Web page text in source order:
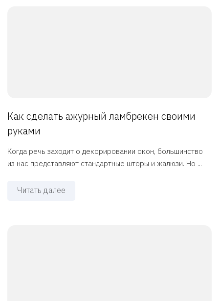
Как сделать ажурный ламбрекен своими
руками
Когда речь заходит о декорировании окон, большинство
из нас представляют стандартные шторы и жалюзи. Но ...
Читать далее